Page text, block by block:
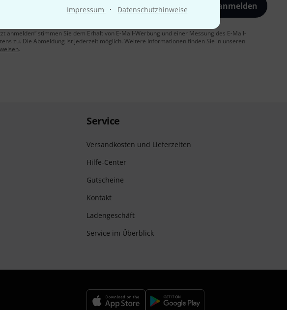
Impressum · Datenschutzhinweise Jetzt anmelden
anmelden“ stimmen Sie dem Erhalt von E-Mail-Werbung und einer Messung des E-Mail-
zu. Die Abmeldung ist jederzeit möglich. Weitere Informationen finden Sie in unseren
.
Service
Versandkosten und Lieferzeiten
Hilfe-Center
Gutscheine
Kontakt
Ladengeschäft
Service im Überblick